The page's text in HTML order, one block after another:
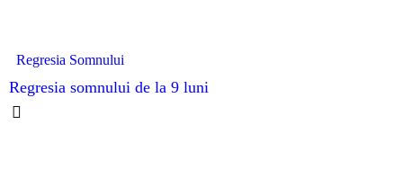
Regresia Somnului
Regresia somnului de la 9 luni